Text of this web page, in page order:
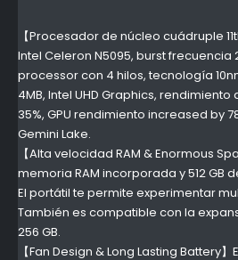
【Procesador de núcleo cuádruple
Intel Celeron N5095, burst frecuencia
processor con 4 hilos, tecnología
4MB, Intel UHD Graphics,
35%, GPU rendimiento increased by
Gemini Lake.
【Alta velocidad RAM & Enormous
memoria RAM incorporada y 512 GB
El portátil te permite experimentar
También es compatible con la
256 GB.
【Fan Design & Long Lasting Battery